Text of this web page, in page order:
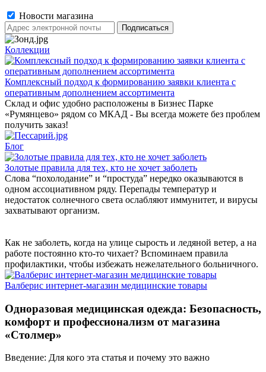
Новости магазина
Коллекции
Комплексный подход к формированию заявки клиента с
оперативным дополнением ассортимента
Склад и офис удобно расположены в Бизнес Парке
«Румянцево» рядом со МКАД - Вы всегда можете без проблем
получить заказ!
Блог
Золотые правила для тех, кто не хочет заболеть
Слова “похолодание” и “простуда” нередко оказываются в
одном ассоциативном ряду. Перепады температур и
недостаток солнечного света ослабляют иммунитет, и вирусы
захватывают организм.
Как не заболеть, когда на улице сырость и ледяной ветер, а на
работе постоянно кто-то чихает? Вспоминаем правила
профилактики, чтобы избежать нежелательного больничного.
Валберис интернет-магазин медицинские товары
Одноразовая медицинская одежда: Безопасность,
комфорт и профессионализм от магазина
«Столмер»
Введение: Для кого эта статья и почему это важно